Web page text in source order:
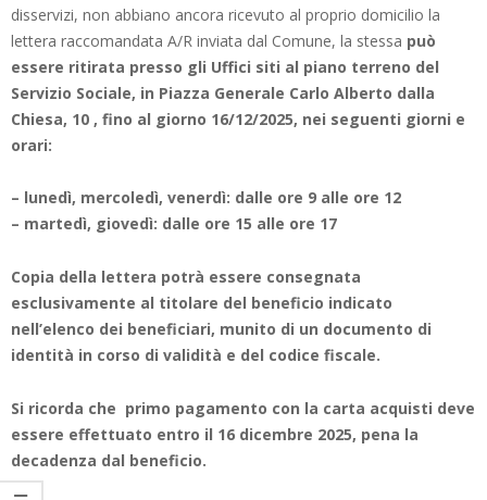
disservizi, non abbiano ancora ricevuto al proprio domicilio la
lettera raccomandata A/R inviata dal Comune, la stessa può
essere ritirata presso gli Uffici siti al piano terreno del
Servizio Sociale, in Piazza Generale Carlo Alberto dalla
Chiesa, 10 , fino al giorno 16/12/2025, nei seguenti giorni e
orari:
– lunedì, mercoledì, venerdì: dalle ore 9 alle ore 12
– martedì, giovedì: dalle ore 15 alle ore 17
Copia della lettera potrà essere consegnata
esclusivamente al titolare del beneficio indicato
nell’elenco dei beneficiari, munito di un documento di
identità in corso di validità e del codice fiscale.
Si ricorda che primo pagamento con la carta acquisti deve
essere effettuato entro il 16 dicembre 2025, pena la
decadenza dal beneficio.